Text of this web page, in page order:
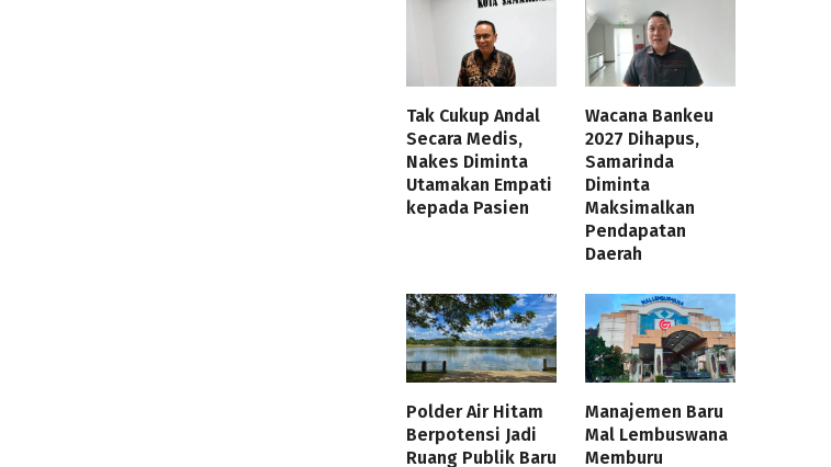
Tak Cukup Andal
Secara Medis,
Nakes Diminta
Utamakan Empati
kepada Pasien
Wacana Bankeu
2027 Dihapus,
Samarinda
Diminta
Maksimalkan
Pendapatan
Daerah
Polder Air Hitam
Berpotensi Jadi
Ruang Publik Baru
Manajemen Baru
Mal Lembuswana
Memburu